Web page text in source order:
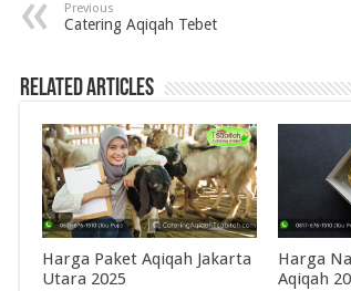
Previous
Catering Aqiqah Tebet
Related Articles
Harga Paket Aqiqah Jakarta
Utara 2025
Harga
Aqiqah